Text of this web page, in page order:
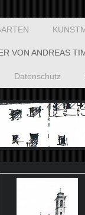
VON ANDREAS
Datenschutz